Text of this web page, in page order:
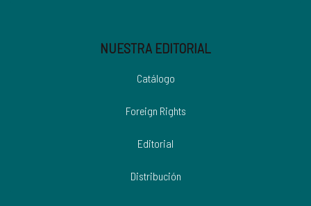
NUESTRA EDITORIAL
Catálogo
Foreign Rights
Editorial
Distribución